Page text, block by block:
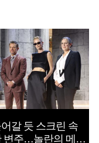
갈 듯 스크린 속
변주…놀란의 메시